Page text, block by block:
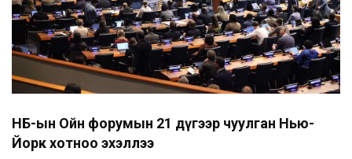
НҮБ-ын Ойн форумын 21 дүгээр чуулган Нью-
Йорк хотноо эхэллээ